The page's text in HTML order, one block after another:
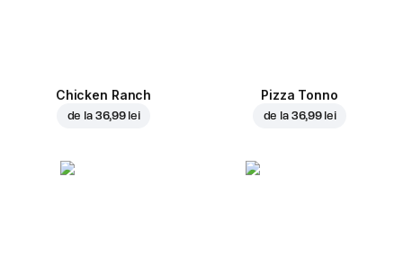
Chicken Ranch
de la 36,99 lei
Pizza Tonno
de la 36,99 lei